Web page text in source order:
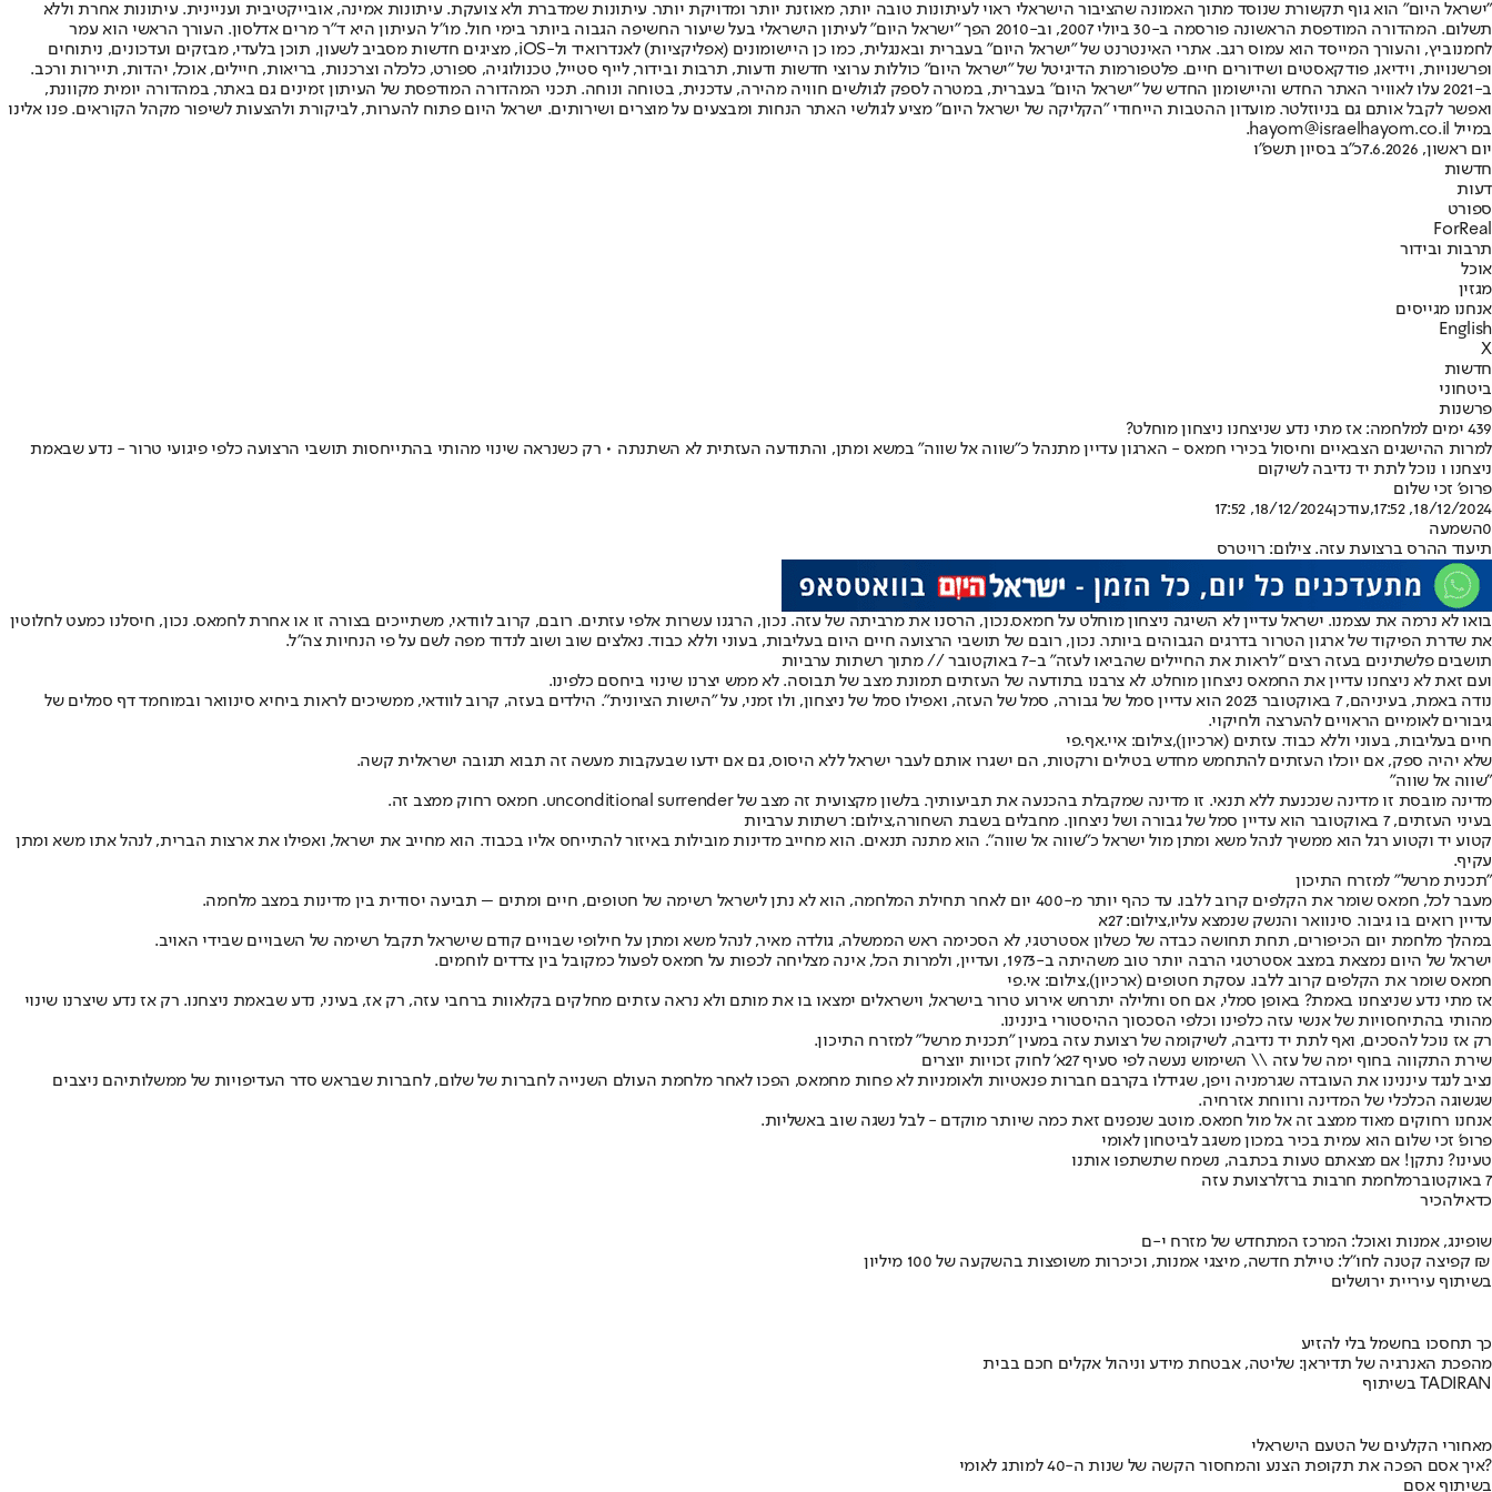
"ישראל היום" הוא גוף תקשורת שנוסד מתוך האמונה שהציבור הישראלי ראוי לעיתונות טובה יותר, מאוזנת יותר ומדויקת יותר. עיתונות שמדברת ולא צועקת. עיתונות אמינה, אובייקטיבית ועניינית. עיתונות אחרת וללא
תשלום. המהדורה המודפסת הראשונה פורסמה ב-30 ביולי 2007, וב-2010 הפך "ישראל היום" לעיתון הישראלי בעל שיעור החשיפה הגבוה ביותר בימי חול. מו"ל העיתון היא ד"ר מרים אדלסון. העורך הראשי הוא עמר
לחמנוביץ, והעורך המייסד הוא עמוס רגב. אתרי האינטרנט של "ישראל היום" בעברית ובאנגלית, כמו כן היישומונים (אפליקציות) לאנדרואיד ול-iOS, מציגים חדשות מסביב לשעון, תוכן בלעדי, מבזקים ועדכונים, ניתוחים
ופרשנויות, וידיאו, פודקאסטים ושידורים חיים. פלטפורמות הדיגיטל של "ישראל היום" כוללות ערוצי חדשות ודעות, תרבות ובידור, לייף סטייל, טכנולוגיה, ספורט, כלכלה וצרכנות, בריאות, חיילים, אוכל, יהדות, תיירות ורכב.
ב-2021 עלו לאוויר האתר החדש והיישומון החדש של "ישראל היום" בעברית, במטרה לספק לגולשים חוויה מהירה, עדכנית, בטוחה ונוחה. תכני המהדורה המודפסת של העיתון זמינים גם באתר, במהדורה יומית מקוונת,
ואפשר לקבל אותם גם בניוזלטר. מועדון ההטבות הייחודי "הקליקה של ישראל היום" מציע לגולשי האתר הנחות ומבצעים על מוצרים ושירותים. ישראל היום פתוח להערות, לביקורת ולהצעות לשיפור מקהל הקוראים. פנו אלינו
במייל hayom@israelhayom.co.il.
יום ראשון, 7.6.2026
כ"ב בסיון תשפ"ו
חדשות
דעות
ספורט
ForReal
תרבות ובידור
אוכל
מגזין
אנחנו מגייסים
English
X
חדשות
ביטחוני
פרשנות
439 ימים למלחמה: אז מתי נדע שניצחנו ניצחון מוחלט?
למרות ההישגים הצבאיים וחיסול בכירי חמאס - הארגון עדיין מתנהל כ"שווה אל שווה" במשא ומתן, והתודעה העזתית לא השתנתה • רק כשנראה שינוי מהותי בהתייחסות תושבי הרצועה כלפי פיגועי טרור - נדע שבאמת
ניצחנו ו נוכל לתת יד נדיבה לשיקום
פרופ׳ זכי שלום
18/12/2024, 17:52
,עודכן18/12/2024, 17:52
0השמעה
תיעוד ההרס ברצועת עזה. צילום: רויטרס
בואו לא נרמה את עצמנו. ישראל עדיין לא השיגה ניצחון מוחלט על חמאס.נכון, הרסנו את מרביתה של עזה. נכון, הרגנו עשרות אלפי עזתים. רובם, קרוב לוודאי, משתייכים בצורה זו או אחרת לחמאס. נכון, חיסלנו כמעט לחלוטין
את שדרת הפיקוד של ארגון הטרור בדרגים הגבוהים ביותר. נכון, רובם של תושבי הרצועה חיים היום בעליבות, בעוני וללא כבוד. נאלצים שוב ושוב לנדוד מפה לשם על פי הנחיות צה"ל.
תושבים פלשתינים בעזה רצים "לראות את החיילים שהביאו לעזה" ב-7 באוקטובר // מתוך רשתות ערביות
ועם זאת לא ניצחנו עדיין את החמאס ניצחון מוחלט. לא צרבנו בתודעה של העזתים תמונת מצב של תבוסה. לא ממש יצרנו שינוי ביחסם כלפינו.
נודה באמת, בעיניהם, 7 באוקטובר 2023 הוא עדיין סמל של גבורה, סמל של העזה, ואפילו סמל של ניצחון, ולו זמני, על "הישות הציונית". הילדים בעזה, קרוב לוודאי, ממשיכים לראות ביחיא סינוואר ובמוחמד דף סמלים של
גיבורים לאומיים הראויים להערצה ולחיקוי.
חיים בעליבות, בעוני וללא כבוד. עזתים (ארכיון),צילום: איי.אף.פי
שלא יהיה ספק, אם יוכלו העזתים להתחמש מחדש בטילים ורקטות, הם ישגרו אותם לעבר ישראל ללא היסוס, גם אם ידעו שבעקבות מעשה זה תבוא תגובה ישראלית קשה.
"שווה אל שווה"
מדינה מובסת זו מדינה שנכנעת ללא תנאי. זו מדינה שמקבלת בהכנעה את תביעותיך. בלשון מקצועית זה מצב של unconditional surrender. חמאס רחוק ממצב זה.
בעיני העזתים, 7 באוקטובר הוא עדיין סמל של גבורה ושל ניצחון. מחבלים בשבת השחורה,צילום: רשתות ערביות
קטוע יד וקטוע רגל הוא ממשיך לנהל משא ומתן מול ישראל כ"שווה אל שווה". הוא מתנה תנאים. הוא מחייב מדינות מובילות באיזור להתייחס אליו בכבוד. הוא מחייב את ישראל, ואפילו את ארצות הברית, לנהל אתו משא ומתן
עקיף.
"תכנית מרשל" למזרח התיכון
מעבר לכל, חמאס שומר את הקלפים קרוב ללבו. עד כהף יותר מ-400 יום לאחר תחילת המלחמה, הוא לא נתן לישראל רשימה של חטופים, חיים ומתים – תביעה יסודית בין מדינות במצב מלחמה.
עדיין רואים בו גיבור. סינוואר והנשק שנמצא עליו,צילום: 27א
במהלך מלחמת יום הכיפורים, תחת תחושה כבדה של כשלון אסטרטגי, לא הסכימה ראש הממשלה, גולדה מאיר, לנהל משא ומתן על חילופי שבויים קודם שישראל תקבל רשימה של השבויים שבידי האויב.
ישראל של היום נמצאת במצב אסטרטגי הרבה יותר טוב משהיתה ב-1973, ועדיין, ולמרות הכל, אינה מצליחה לכפות על חמאס לפעול כמקובל בין צדדים לוחמים.
חמאס שומר את הקלפים קרוב ללבו. עסקת חטופים (ארכיון),צילום: אי.פי
אז מתי נדע שניצחנו באמת? באופן סמלי, אם חס וחלילה יתרחש אירוע טרור בישראל, וישראלים ימצאו בו את מותם ולא נראה עזתים מחלקים בקלאוות ברחבי עזה, רק אז, בעיני, נדע שבאמת ניצחנו. רק אז נדע שיצרנו שינוי
מהותי בהתיחסויות של אנשי עזה כלפינו וכלפי הסכסוך ההיסטורי ביננינו.
רק אז נוכל להסכים, ואף לתת יד נדיבה, לשיקומה של רצועת עזה במעין "תכנית מרשל" למזרח התיכון.
שירת התקווה בחוף ימה של עזה \\ השימוש נעשה לפי סעיף 27א' לחוק זכויות יוצרים
נציב לנגד עיננינו את העובדה שגרמניה ויפן, שגידלו בקרבם חברות פנאטיות ולאומניות לא פחות מחמאס, הפכו לאחר מלחמת העולם השנייה לחברות של שלום, לחברות שבראש סדר העדיפויות של ממשלותיהם ניצבים
שגשוגה הכלכלי של המדינה ורווחת אזרחיה.
אנחנו רחוקים מאוד ממצב זה אל מול חמאס. מוטב שנפנים זאת כמה שיותר מוקדם - לבל נשגה שוב באשליות.
פרופ' זכי שלום הוא עמית בכיר במכון משגב לביטחון לאומי
טעינו? נתקן! אם מצאתם טעות בכתבה, נשמח שתשתפו אותנו
7 באוקטובר
מלחמת חרבות ברזלרצועת עזה
כדאילהכיר
שופינג, אמנות ואוכל: המרכז המתחדש של מזרח י-ם
קפיצה קטנה לחו"ל: טיילת חדשה, מיצגי אמנות, וכיכרות משופצות בהשקעה של 100 מיליון ₪
בשיתוף עיריית ירושלים
כך תחסכו בחשמל בלי להזיע
מהפכת האנרגיה של תדיראן: שליטה, אבטחת מידע וניהול אקלים חכם בבית
בשיתוף TADIRAN
מאחורי הקלעים של הטעם הישראלי
איך אסם הפכה את תקופת הצנע והמחסור הקשה של שנות ה-40 למותג לאומי?
בשיתוף אסם